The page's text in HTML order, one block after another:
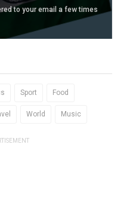
to your email a few times
Sport Food
World Music